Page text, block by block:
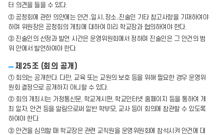
터 의견을 들을 수 있다.
② 공청회에 관한 의안에는 안건․일시․장소․진술인 기타 참고사항을 기재하여야
하며 위원장은 공청회의 개최에 대하여 미리 학교장과 협의하여야 한다.
③ 진술인의 선정과 발언 시간은 운영위원회에서 정하며 진술인은 그 안건의 범
위 안에서 발언하여야 한다.
제25조 (회의 공개)
① 회의는 공개한다. 다만, 교육 또는 교원의 보호 등을 위해 필요한 경우 운영위
원회 결정으로 공개하지 아니할 수 있다.
② 회의 개최시는 가정통신문, 학교게시판, 학교인터넷 홈페이지 등을 통하여 개
최 일자, 안건 등을 알림으로써 일반 학부모, 교사 등이 회의에 참관할 수 있도록
하여야 한다.
③ 안건을 심의할 때 학교장은 관련 교직원을 운영위원회에 참석시켜 안건에 대